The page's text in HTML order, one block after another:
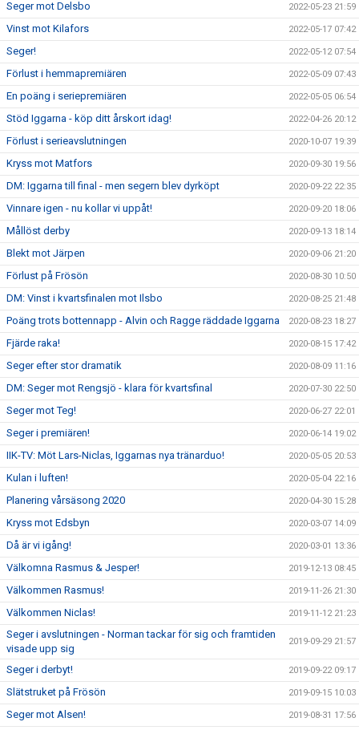
Seger mot Delsbo 2022-05-23 21:59
Vinst mot Kilafors 2022-05-17 07:42
Seger! 2022-05-12 07:54
Förlust i hemmapremiären 2022-05-09 07:43
En poäng i seriepremiären 2022-05-05 06:54
Stöd Iggarna - köp ditt årskort idag! 2022-04-26 20:12
Förlust i serieavslutningen 2020-10-07 19:39
Kryss mot Matfors 2020-09-30 19:56
DM: Iggarna till final - men segern blev dyrköpt 2020-09-22 22:35
Vinnare igen - nu kollar vi uppåt! 2020-09-20 18:06
Mållöst derby 2020-09-13 18:14
Blekt mot Järpen 2020-09-06 21:20
Förlust på Frösön 2020-08-30 10:50
DM: Vinst i kvartsfinalen mot Ilsbo 2020-08-25 21:48
Poäng trots bottennapp - Alvin och Ragge räddade Iggarna 2020-08-23 18:27
Fjärde raka! 2020-08-15 17:42
Seger efter stor dramatik 2020-08-09 11:16
DM: Seger mot Rengsjö - klara för kvartsfinal 2020-07-30 22:50
Seger mot Teg! 2020-06-27 22:01
Seger i premiären! 2020-06-14 19:02
IIK-TV: Möt Lars-Niclas, Iggarnas nya tränarduo! 2020-05-05 20:53
Kulan i luften! 2020-05-04 22:16
Planering vårsäsong 2020 2020-04-30 15:28
Kryss mot Edsbyn 2020-03-07 14:09
Då är vi igång! 2020-03-01 13:36
Välkomna Rasmus & Jesper! 2019-12-13 08:45
Välkommen Rasmus! 2019-11-26 21:30
Välkommen Niclas! 2019-11-12 21:23
Seger i avslutningen - Norman tackar för sig och framtiden
visade upp sig
2019-09-29 21:57
Seger i derbyt! 2019-09-22 09:17
Slätstruket på Frösön 2019-09-15 10:03
Seger mot Alsen! 2019-08-31 17:56